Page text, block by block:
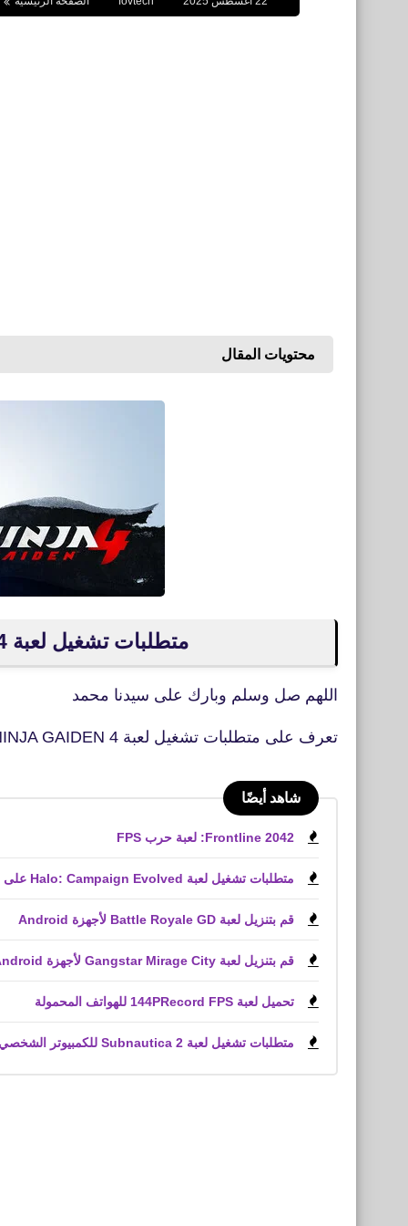
محتويات المقال
متطلبات تشغيل لعبة NINJA GAIDEN 4 على الكمبيوتر
اللهم صل وسلم وبارك على سيدنا محمد
تعرف على متطلبات تشغيل لعبة NINJA GAIDEN 4 الجديدة
شاهد أيضًا
Frontline 2042: لعبة حرب FPS
متطلبات تشغيل لعبة Halo: Campaign Evolved على الكمبيوتر الشخصي
قم بتنزيل لعبة Battle Royale GD لأجهزة Android
قم بتنزيل لعبة Gangstar Mirage City لأجهزة Android و iPhone (APK)
تحميل لعبة 144PRecord FPS للهواتف المحمولة
متطلبات تشغيل لعبة Subnautica 2 للكمبيوتر الشخصي